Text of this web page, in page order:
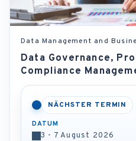
Data Management and
Data Governance,
Compliance
NÄCHSTER TERMIN
DATUM
3 - 7 August 2026